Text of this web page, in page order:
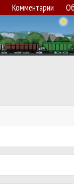
Комментарии